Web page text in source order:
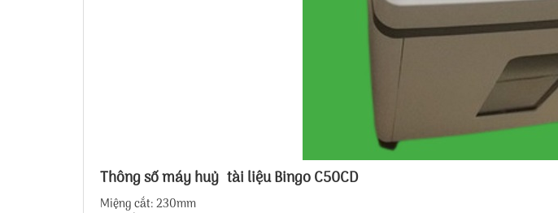
Thông số máy huỷ tài liệu Bingo C50CD
Miệng cắt: 230mm